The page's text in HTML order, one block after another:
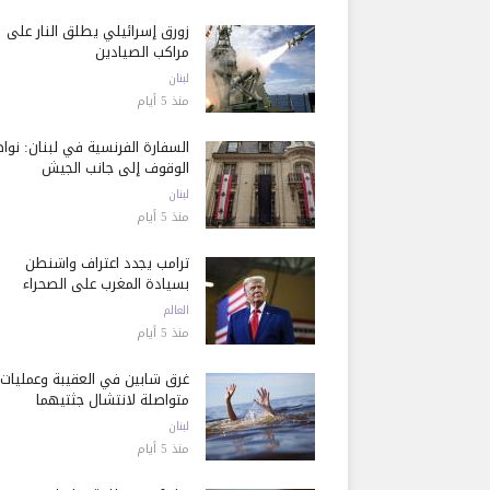
زورق إسرائيلي يطلق النار على
مراكب الصيادين
لبنان
منذ 5 أيام
السفارة الفرنسية في لبنان:
الوقوف إلى جانب الجيش
لبنان
منذ 5 أيام
ترامب يجدد اعتراف واشنطن
بسيادة المغرب على الصحراء
العالم
منذ 5 أيام
غرق شابين في العقيبة وعمليات
متواصلة لانتشال جثتيهما
لبنان
منذ 5 أيام